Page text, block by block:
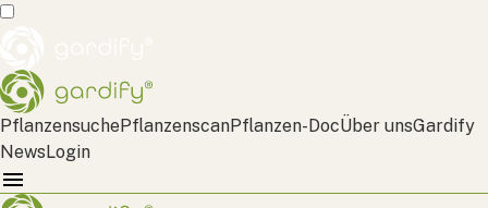
PflanzensuchePflanzenscanPflanzen-DocÜber unsGardify
NewsLogin